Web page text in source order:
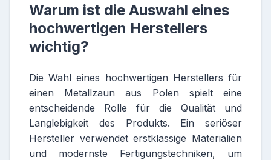
Warum ist die Auswahl eines
hochwertigen Herstellers
wichtig?
Die Wahl eines hochwertigen Herstellers für
einen Metallzaun aus Polen spielt eine
entscheidende Rolle für die Qualität und
Langlebigkeit des Produkts. Ein seriöser
Hersteller verwendet erstklassige Materialien
und modernste Fertigungstechniken, um